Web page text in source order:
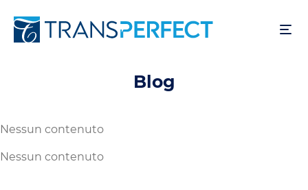
al
Blog
Nessun contenuto
Nessun contenuto